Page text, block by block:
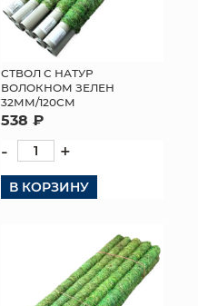
СТВОЛ С НАТУР
ВОЛОКНОМ ЗЕЛЕН
32ММ/120СМ
538 ₽
- +
В КОРЗИНУ